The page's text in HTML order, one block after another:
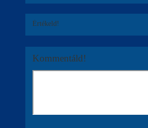
Értékeld!
Kommentáld!